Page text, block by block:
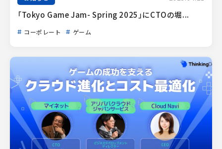
「Tokyo Game Jam- Spring 2025」にCTOの堀...
コーポレート ゲーム